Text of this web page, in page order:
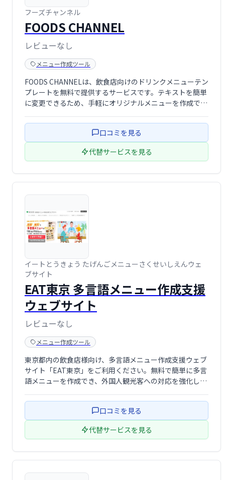
フーズチャンネル
FOODS CHANNEL
レビューなし
メニュー作成ツール
FOODS CHANNELは、飲食店向けのドリンクメニューテン
プレートを無料で提供するサービスです。テキストを簡単
に変更できるため、手軽にオリジナルメニューを作成でき
口コミを見る
代替サービスを見る
イートとうきょう たげんごメニューさくせいしえんウェ
ブサイト
EAT東京 多言語メニュー作成支援
ウェブサイト
レビューなし
メニュー作成ツール
東京都内の飲食店様向け、多言語メニュー作成支援ウェブ
サイト「EAT東京」をご利用ください。無料で簡単に多言
語メニューを作成でき、外国人観光客への対応を強化し、
ニュー作成を実現します。
口コミを見る
代替サービスを見る